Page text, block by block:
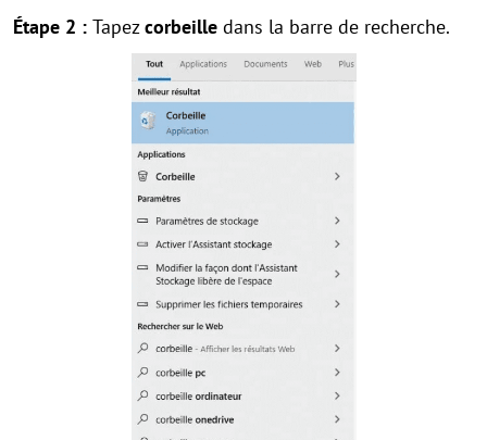
Étape 2 : Tapezcorbeille dans la barre de recherche.